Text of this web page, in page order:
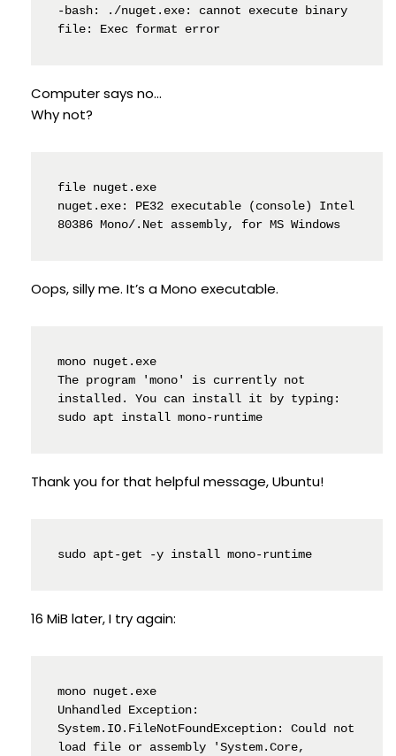
-bash: ./nuget.exe: cannot execute binary
file: Exec format error
Computer says no…
Why not?
file nuget.exe
nuget.exe: PE32 executable (console) Intel
80386 Mono/.Net assembly, for MS Windows
Oops, silly me. It’s a Mono executable.
mono nuget.exe
The program 'mono' is currently not
installed. You can install it by typing:
sudo apt install mono-runtime
Thank you for that helpful message, Ubuntu!
sudo apt-get -y install mono-runtime
16 MiB later, I try again:
mono nuget.exe
Unhandled Exception:
System.IO.FileNotFoundException: Could not
load file or assembly 'System.Core,